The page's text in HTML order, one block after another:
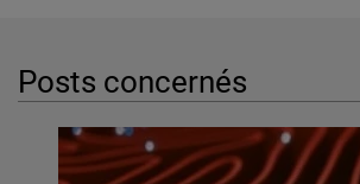
Posts concernés